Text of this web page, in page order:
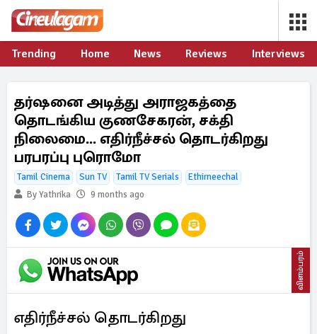
Trending Home News Reviews Interviews
தர்ஷனை அடித்து அராஜகத்தை
தொடங்கிய குணசேகரன், சக்தி
நிலைமை... எதிர்நீச்சல் தொடர்கிறது
பரபரப்பு புரொமோ
Tamil Cinema Sun TV Tamil TV Serials
Ethirneechal
By Yathrika
9 months ago
விளம்பரம்
எதிர்நீச்சல் தொடர்கிறது